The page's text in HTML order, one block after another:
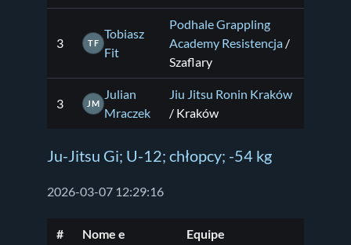
3 TF
Tobiasz
Fit
Podhale Grappling
Academy Resistencja /
Szaflary
3 JM
Julian
Mraczek
Jiu Jitsu Ronin Kraków
/ Kraków
Ju-Jitsu Gi; U-12; chłopcy; -54 kg
2026-03-07 12:29:16
#
Nome e
Equipe